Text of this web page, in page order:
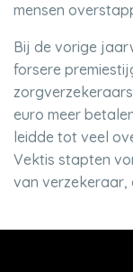
mensen
Bij de vorige
forsere
euro meer
leidde tot veel
Vektis stapten
van verzekeraar,